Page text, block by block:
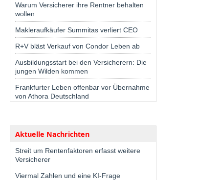
Warum Versicherer ihre Rentner behalten
wollen
Makleraufkäufer Summitas verliert CEO
R+V bläst Verkauf von Condor Leben ab
Ausbildungsstart bei den Versicherern: Die
jungen Wilden kommen
Frankfurter Leben offenbar vor Übernahme
von Athora Deutschland
Aktuelle Nachrichten
Streit um Rentenfaktoren erfasst weitere
Versicherer
Viermal Zahlen und eine KI-Frage